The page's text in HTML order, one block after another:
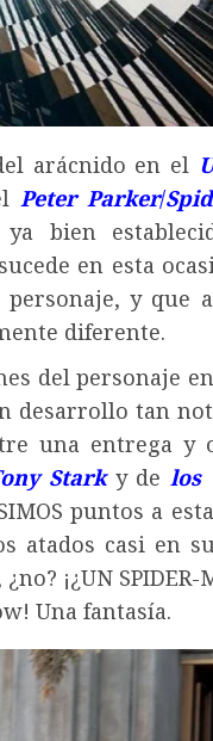
arácnido en el
Peter Parker/
bien
en esta
y que
diferente.
del personaje
desarrollo tan
una entrega y
Starky de los
puntos a
atados casi en
¡¿UN SPIDER-
Una fantasía.